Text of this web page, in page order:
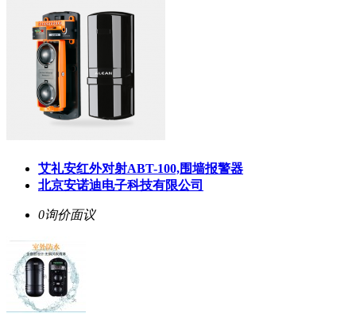
艾礼安红外对射ABT-100,围墙报警器
北京安诺迪电子科技有限公司
0询价面议